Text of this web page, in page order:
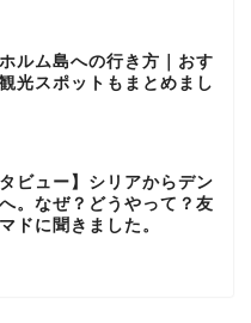
ルム島への行き方｜おす
光スポットもまとめまし
タビュー】シリアからデン
。なぜ？どうやって？友
ドに聞きました。